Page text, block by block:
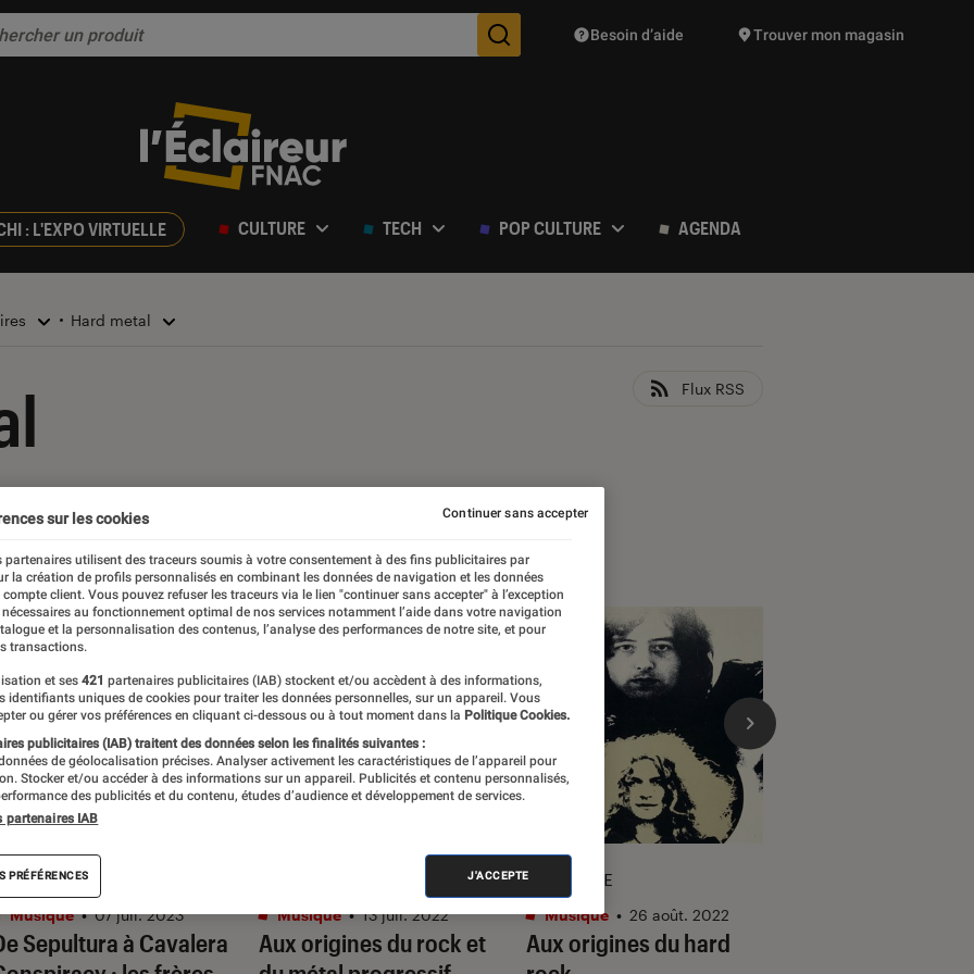
Des suggestions de produits vont vous être proposées
Besoin d’aide Trouver mon magasin
: L'EXPO VIRTUELLE CULTURE TECH POP CULTURE AGENDA
Hard metal
Flux RSS
Sepultura à Cavalera
Musique • 07 juil. 2023
Aux origines du rock et
Musique • 13 juil. 2022
Aux origines du hard
DÉCRYPTAGE
Musique • 26 août. 2022
sur les cookies
partenaires utilisent des traceurs soumis à votre consentement à des fins publicitaires par
la création de profils personnalisés en combinant les données de navigation et les données
compte client. Vous pouvez refuser les traceurs via le lien "continuer sans accepter" à l’exception
au fonctionnement optimal de nos services notamment l’aide dans votre navigation
et la personnalisation des contenus, l’analyse des performances de notre site, et pour
transactions.
et ses 421 partenaires publicitaires (IAB) stockent et/ou accèdent à des informations,
identifiants uniques de cookies pour traiter les données personnelles, sur un appareil. Vous
ou gérer vos préférences en cliquant ci-dessous ou à tout moment dans la Politique Cookies.
publicitaires (IAB) traitent des données selon les finalités suivantes :
de géolocalisation précises. Analyser activement les caractéristiques de l’appareil pour
Stocker et/ou accéder à des informations sur un appareil. Publicités et contenu personnalisés,
des publicités et du contenu, études d’audience et développement de services.
partenaires IAB
PRÉFÉRENCES J'ACCEPTE
Continuer sans accepter